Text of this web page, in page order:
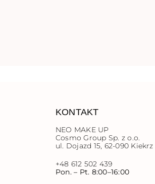
KONTAKT
NEO MAKE UP
Cosmo Group Sp. z o.o.
ul. Dojazd 15, 62-090 Kiekrz
+48 612 502 439
Pon. – Pt. 8:00–16:00